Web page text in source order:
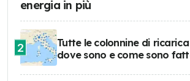
energia in più
2
Tutte le colonnine di
dove sono e come sono